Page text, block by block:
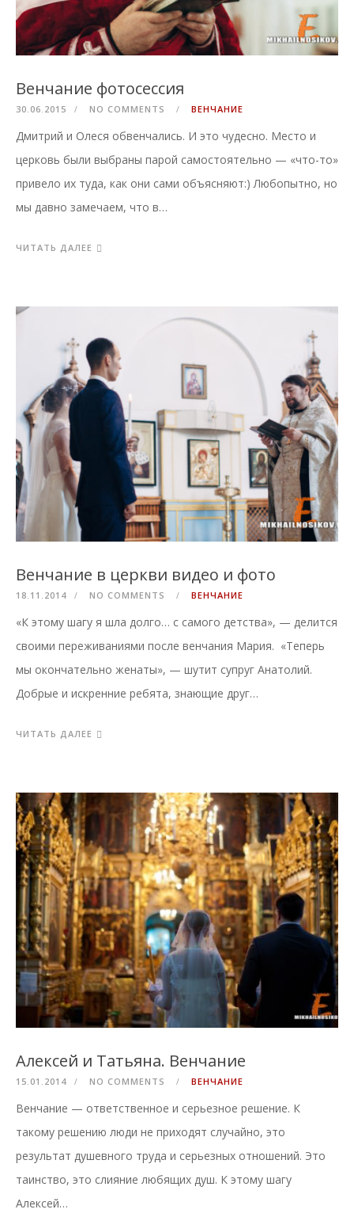
Венчание фотосессия
30.06.2015 NO COMMENTS ВЕНЧАНИЕ
Дмитрий и Олеся обвенчались. И это чудесно. Место и
церковь были выбраны парой самостоятельно — «что-то»
привело их туда, как они сами объясняют:) Любопытно, но
мы давно замечаем, что в…
ЧИТАТЬ ДАЛЕЕ
Венчание в церкви видео и фото
18.11.2014 NO COMMENTS ВЕНЧАНИЕ
«К этому шагу я шла долго… с самого детства», — делится
своими переживаниями после венчания Мария. «Теперь
мы окончательно женаты», — шутит супруг Анатолий.
Добрые и искренние ребята, знающие друг…
ЧИТАТЬ ДАЛЕЕ
Алексей и Татьяна. Венчание
15.01.2014 NO COMMENTS ВЕНЧАНИЕ
Венчание — ответственное и серьезное решение. К
такому решению люди не приходят случайно, это
результат душевного труда и серьезных отношений. Это
таинство, это слияние любящих душ. К этому шагу
Алексей…